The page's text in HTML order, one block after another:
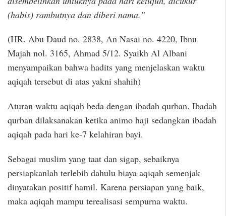
(habis) rambutnya dan diberi nama.”
(HR. Abu Daud no. 2838, An Nasai no. 4220, Ibnu
Majah nol. 3165, Ahmad 5/12. Syaikh Al Albani
menyampaikan bahwa hadits yang menjelaskan waktu
aqiqah tersebut di atas yakni shahih)
Aturan waktu aqiqah beda dengan ibadah qurban. Ibadah
qurban dilaksanakan ketika animo haji sedangkan ibadah
aqiqah pada hari ke-7 kelahiran bayi.
Sebagai muslim yang taat dan sigap, sebaiknya
persiapkanlah terlebih dahulu biaya aqiqah semenjak
dinyatakan positif hamil. Karena persiapan yang baik,
maka aqiqah mampu terealisasi sempurna waktu.